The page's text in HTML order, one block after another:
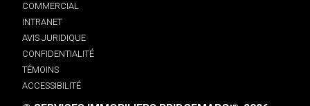
COMMERCIAL
INTRANET
AVIS JURIDIQUE
CONFIDENTIALITÉ
TÉMOINS
ACCESSIBILITÉ